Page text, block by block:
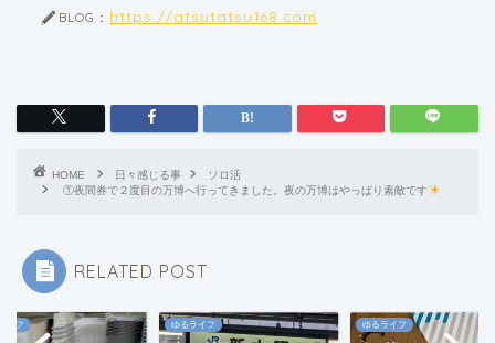
BLOG： https://atsutatsu168.com
HOME 日々感じる事
ソロ活
①夜間券で２度目の万博へ行ってきました。夜の万博はやっぱり素敵です
RELATED POST
イフ ゆるライフ ゆるライフ